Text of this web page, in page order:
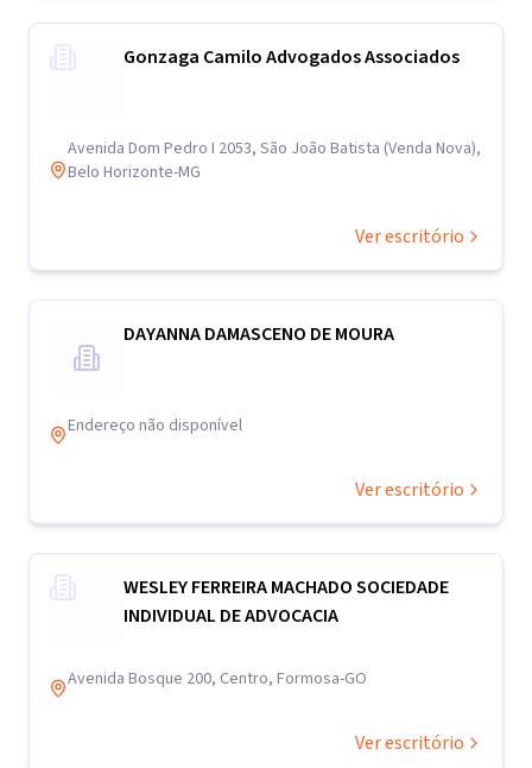
Gonzaga Camilo Advogados Associados
Avenida Dom Pedro I 2053, São João Batista (Venda Nova),
Belo Horizonte-MG
Ver escritório
DAYANNA DAMASCENO DE MOURA
Endereço não disponível
Ver escritório
WESLEY FERREIRA MACHADO SOCIEDADE
INDIVIDUAL DE ADVOCACIA
Avenida Bosque 200, Centro, Formosa-GO
Ver escritório